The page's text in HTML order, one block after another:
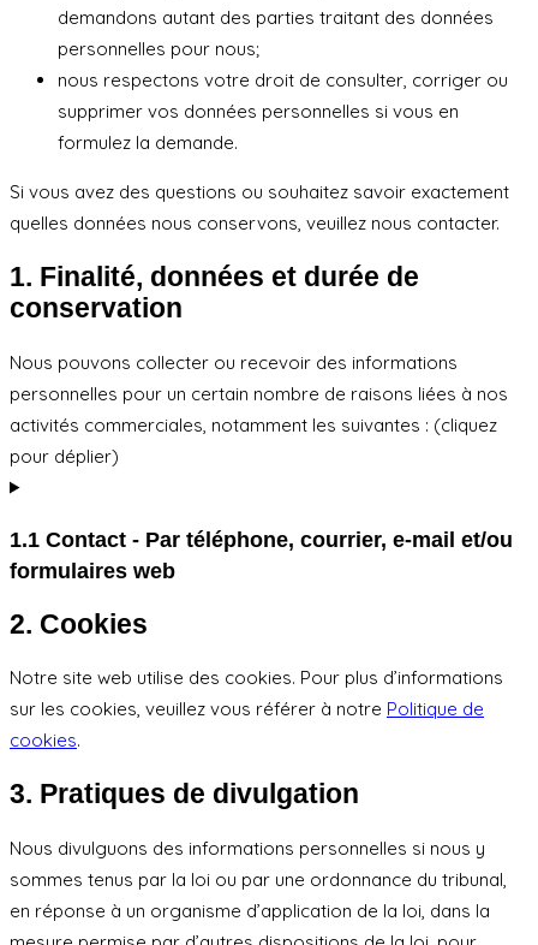
demandons autant des parties traitant des données
personnelles pour nous;
nous respectons votre droit de consulter, corriger ou
supprimer vos données personnelles si vous en
formulez la demande.
Si vous avez des questions ou souhaitez savoir exactement
quelles données nous conservons, veuillez nous contacter.
1. Finalité, données et durée de
conservation
Nous pouvons collecter ou recevoir des informations
personnelles pour un certain nombre de raisons liées à nos
activités commerciales, notamment les suivantes : (cliquez
pour déplier)
1.1 Contact - Par téléphone, courrier, e-mail et/ou
formulaires web
2. Cookies
Notre site web utilise des cookies. Pour plus d’informations
sur les cookies, veuillez vous référer à notre Politique de
cookies.
3. Pratiques de divulgation
Nous divulguons des informations personnelles si nous y
sommes tenus par la loi ou par une ordonnance du tribunal,
en réponse à un organisme d’application de la loi, dans la